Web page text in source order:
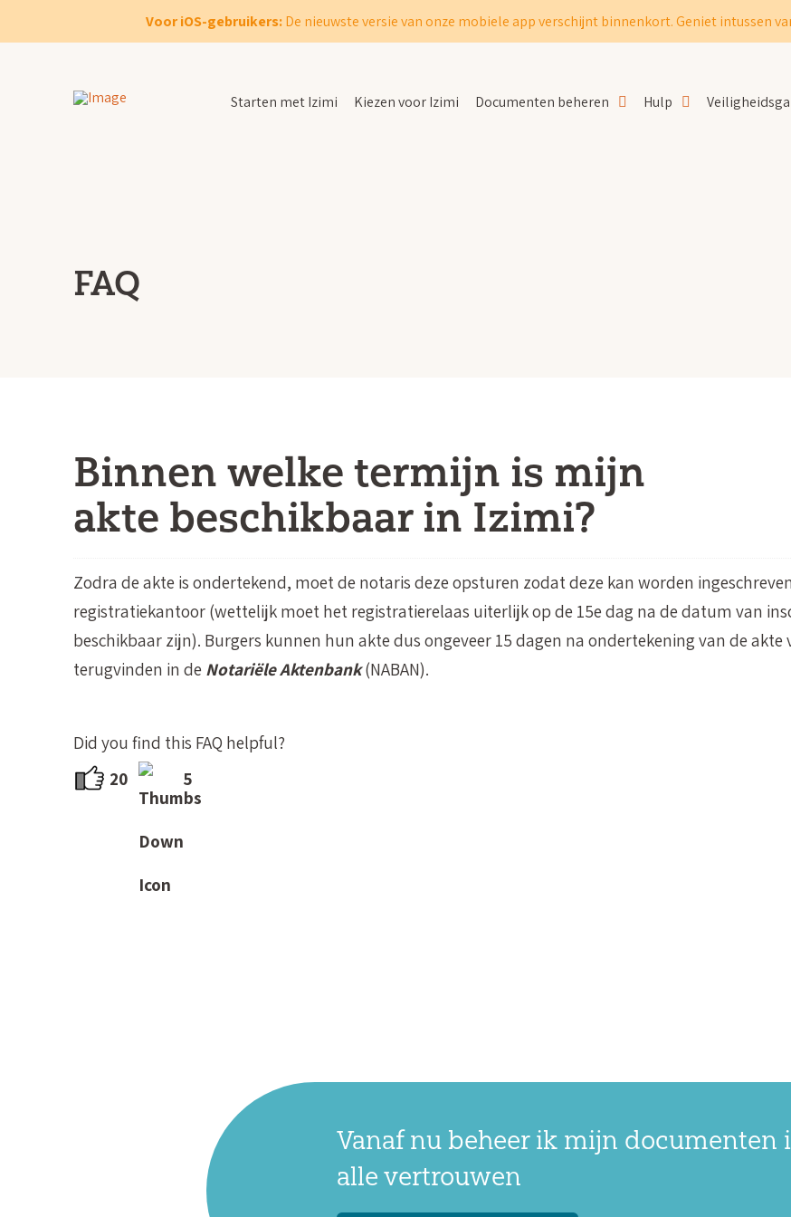
Voor iOS-gebruikers:De nieuwste versie van onze mobiele app verschijnt binnenkort. Geniet intussen
Starten met Izimi Kiezen voor Izimi Documenten beheren Hulp
FAQ
Binnen welke termijn is mijn
akte beschikbaar in Izimi?
Zodra de akte is ondertekend, moet de notaris deze opsturen zodat deze kan worden
registratiekantoor (wettelijk moet het registratierelaas uiterlijk op de 15e dag na de datum van
beschikbaar zijn). Burgers kunnen hun akte dus ongeveer 15 dagen na ondertekening van de akte
terugvinden in deNotariële Aktenbank(NABAN).
Did you find this FAQ helpful?
20
5
Vanaf nu beheer ik mijn documenten
alle vertrouwen